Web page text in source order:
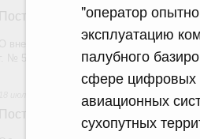
"оператор
эксплуатацию
палубного
сфере цифровых
авиационных
сухопутных
Постановление Правительства
О внесении изменений в постановление
Постановление Правительства